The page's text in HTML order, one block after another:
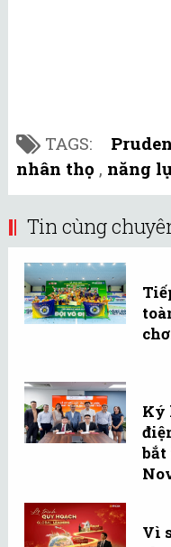
TAGS:
nhân thọ , năng
Tin cùng
Ký
Vì